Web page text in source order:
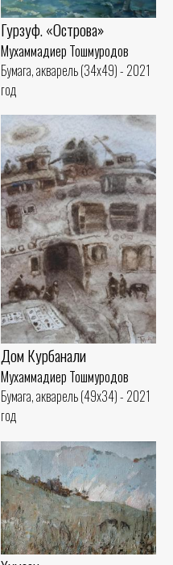
Гурзуф. «Острова»
Мухаммадиер Тошмуродов
Бумага, акварель (34x49) - 2021
год
Дом Курбанали
Мухаммадиер Тошмуродов
Бумага, акварель (49x34) - 2021
год